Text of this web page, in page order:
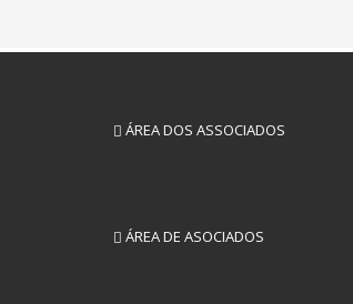
ÁREA DOS ASSOCIADOS
ÁREA DE ASOCIADOS